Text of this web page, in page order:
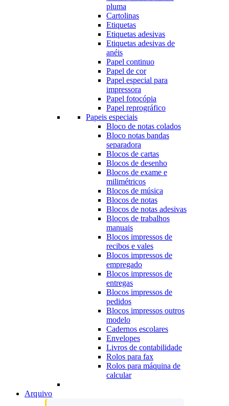
pluma
Cartolinas
Etiquetas
Etiquetas adesivas
Etiquetas adesivas de
anéis
Papel continuo
Papel de cor
Papel especial para
impressora
Papel fotocópia
Papel reprográfico
Papeis especiais
Bloco de notas colados
Bloco notas bandas
separadora
Blocos de cartas
Blocos de desenho
Blocos de exame e
milimétricos
Blocos de música
Blocos de notas
Blocos de notas adesivas
Blocos de trabalhos
manuais
Blocos impressos de
recibos e vales
Blocos impressos de
empregado
Blocos impressos de
entregas
Blocos impressos de
pedidos
Blocos impressos outros
modelo
Cadernos escolares
Envelopes
Livros de contabilidade
Rolos para fax
Rolos para máquina de
calcular
Arquivo